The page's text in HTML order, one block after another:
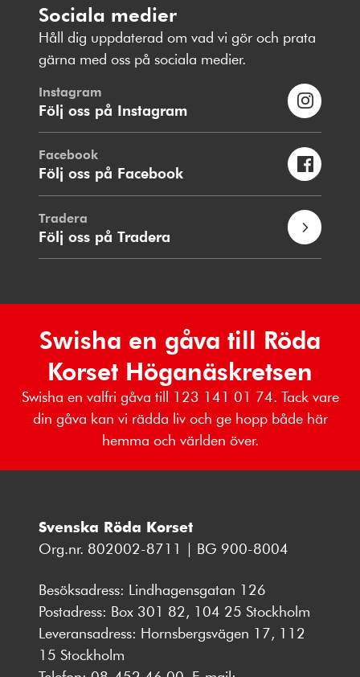
Sociala medier
Håll dig uppdaterad om vad vi gör och prata
gärna med oss på sociala medier.
Instagram
Följ oss på Instagram
Facebook
Följ oss på Facebook
Tradera
Följ oss på Tradera
Swisha en gåva till Röda
Korset Höganäskretsen
Swisha en valfri gåva till 123 141 01 74. Tack vare
din gåva kan vi rädda liv och ge hopp både här
hemma och världen över.
Svenska Röda Korset
Org.nr. 802002-8711 | BG 900-8004
Besöksadress: Lindhagensgatan 126
Postadress: Box 301 82, 104 25 Stockholm
Leveransadress: Hornsbergsvägen 17, 112
15 Stockholm